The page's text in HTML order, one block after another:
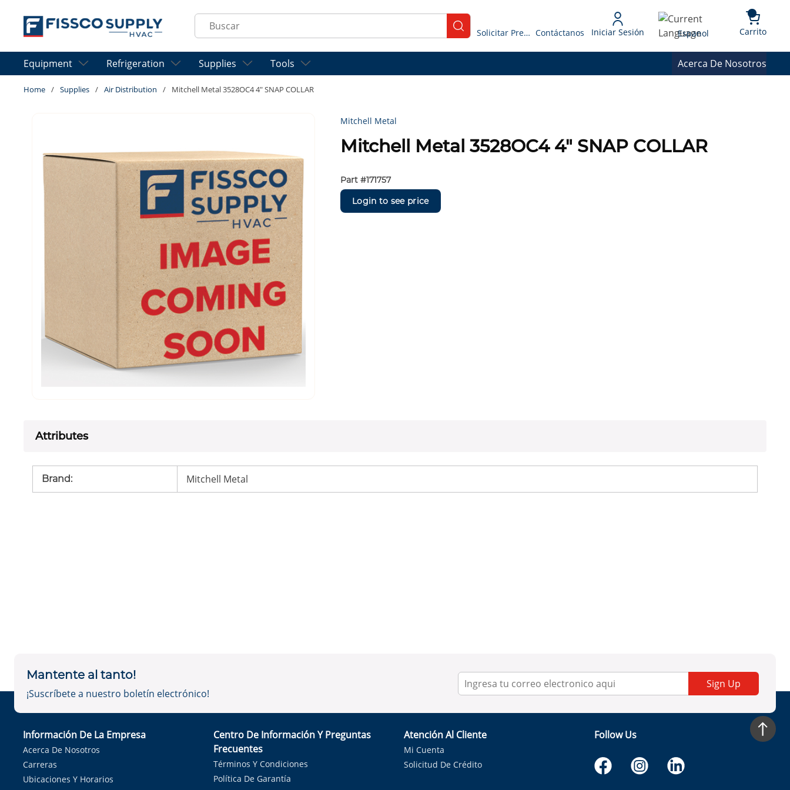
Skip to main content
Site Search
submit search
Solicitar Presupuesto Contáctanos Iniciar Sesión Language
Espanol Carrito{0}
Equipment Refrigeration Supplies Tools Acerca De Nosotros
Home / Supplies / Air Distribution / Mitchell Metal 3528OC4 4" SNAP COLLAR
Mitchell Metal
Mitchell Metal 3528OC4 4" SNAP COLLAR
Part #171757
Login to see price
Attributes
Brand: Mitchell Metal
Mantente al tanto!
¡Suscríbete a nuestro boletín electrónico!
Sign Up
Información De La Empresa
Acerca De Nosotros
Carreras
Ubicaciones Y Horarios
Centro De Información Y Preguntas
Frecuentes
Términos Y Condiciones
Política De Garantía
Atención Al Cliente
Mi Cuenta
Solicitud De Crédito
Follow Us